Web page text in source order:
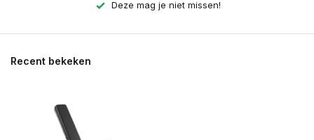
Deze mag je niet missen!
Recent bekeken